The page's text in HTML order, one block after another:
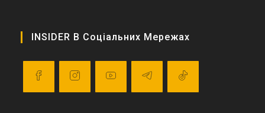
INSIDER В Соціальних Мережах